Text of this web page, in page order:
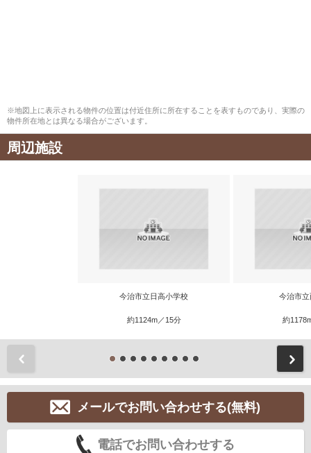
※地図上に表示される物件の位置は付近住所に所在することを表すものであり、実際の
物件所在地とは異なる場合がございます。
周辺施設
今治市立日高小学校
約1124m／15分
今治市
約
メールでお問い合わせする(無料)
電話でお問い合わせする